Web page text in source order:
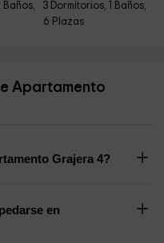
Baños,
3 Dormitorios, 1 Baños,
6 Plazas
Apartamento
Grajera 4?
en